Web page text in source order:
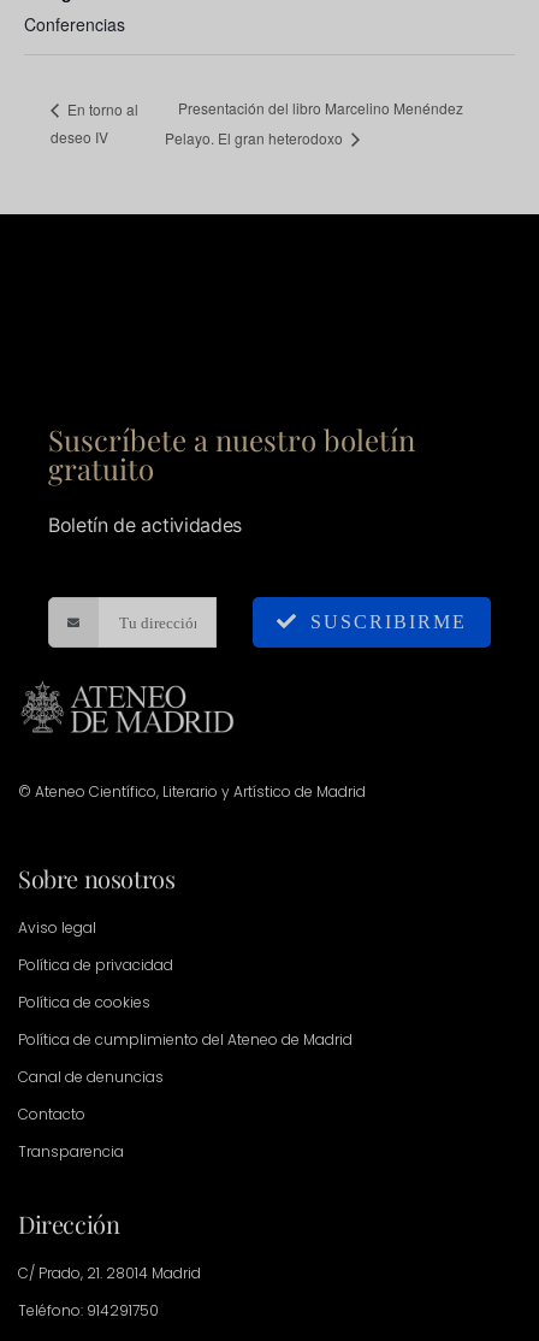
Conferencias
En torno al
deseo IV
Presentación del libro Marcelino Menéndez
Pelayo. El gran heterodoxo
Suscríbete a nuestro boletín
gratuito
Boletín de actividades
SUSCRIBIRME
© Ateneo Científico, Literario y Artístico de Madrid
Sobre nosotros
Aviso legal
Política de privacidad
Política de cookies
Política de cumplimiento del Ateneo de Madrid
Canal de denuncias
Contacto
Transparencia
Dirección
C/ Prado, 21. 28014 Madrid
Teléfono: 914291750